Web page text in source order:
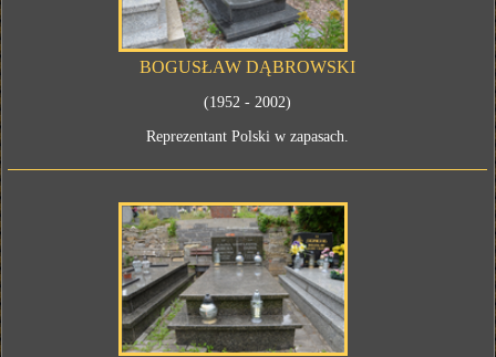
BOGUSŁAW DĄBROWSKI
(1952 - 2002)
Reprezentant Polski w zapasach.